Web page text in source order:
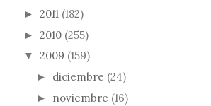
► 2011 (182)
► 2010 (255)
▼ 2009 (159)
► diciembre (24)
► noviembre (16)